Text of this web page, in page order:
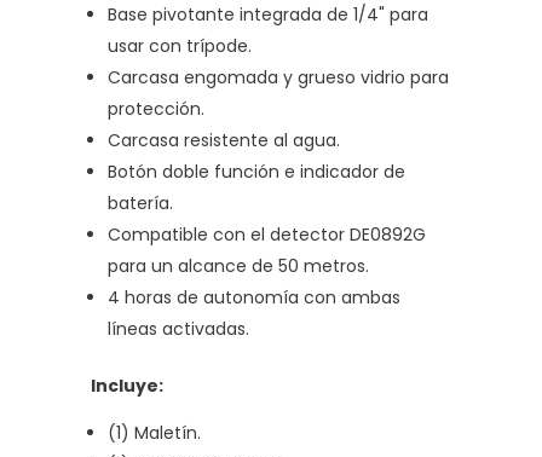
Base pivotante integrada de 1/4" para
usar con trípode.
Carcasa engomada y grueso vidrio para
protección.
Carcasa resistente al agua.
Botón doble función e indicador de
batería.
Compatible con el detector DE0892G
para un alcance de 50 metros.
4 horas de autonomía con ambas
líneas activadas.
Incluye:
(1) Maletín.